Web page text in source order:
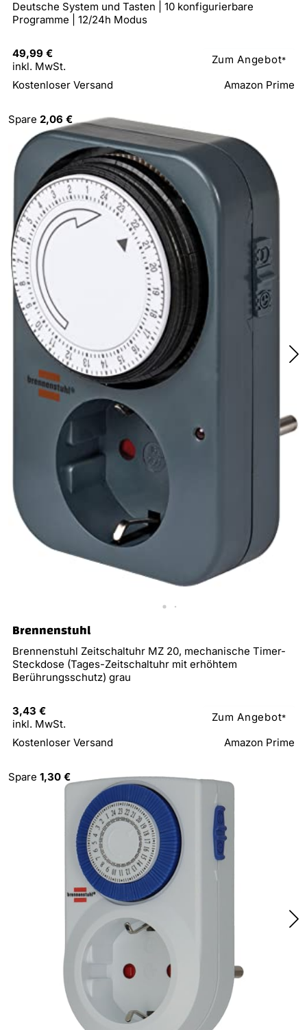
Deutsche System und Tasten | 10 konfigurierbare
Programme | 12/24h Modus
49,99 €
inkl. MwSt.
Zum Angebot*
Kostenloser Versand Amazon Prime
Spare 2,06 €
Brennenstuhl
Brennenstuhl Zeitschaltuhr MZ 20, mechanische Timer-
Steckdose (Tages-Zeitschaltuhr mit erhöhtem
Berührungsschutz) grau
3,43 €
inkl. MwSt.
Zum Angebot*
Kostenloser Versand Amazon Prime
Spare 1,30 €